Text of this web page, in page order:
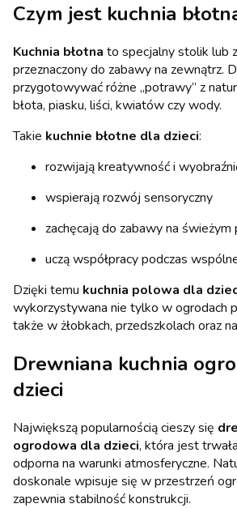
Czym jest kuchnia
Kuchnia błotna to specjalny stolik lub
przeznaczony do zabawy na zewnątrz.
przygotowywać różne „potrawy” z
błota, piasku, liści, kwiatów czy wody.
Takie kuchnie błotne dla dzieci:
rozwijają kreatywność i
wspierają rozwój sensoryczny
zachęcają do zabawy na
uczą współpracy podczas
Dzięki temu kuchnia polowa dla
wykorzystywana nie tylko w ogrodach
także w żłobkach, przedszkolach oraz
Drewniana kuchnia
dzieci
Największą popularnością cieszy się
ogrodowa dla dzieci, która jest
odporna na warunki atmosferyczne.
doskonale wpisuje się w przestrzeń
zapewnia stabilność konstrukcji.